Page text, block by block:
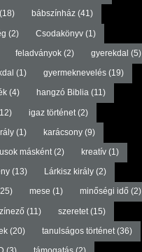
bábszínház(41)
(2) Csodakönyv(1)
feladványok(2) gyerekdal (5)
(1) gyermeknevelés(19)
(4) hangzó Biblia(11)
igaz történet(2)
(1) karácsony(9)
másként(2) kreatív(1)
(13) Lárkisz király(2)
mese (1) minőségi idő (2)
(11) szeretet(15)
(20) tanulságos történet(36)